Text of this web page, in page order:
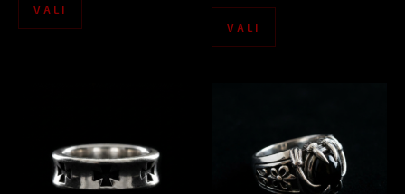
VALI
VALI